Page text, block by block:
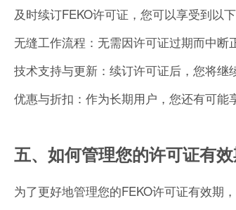
及时续订FEKO许可证，您可以享受到以下
无缝工作流程：无需因许可证过期而中断
技术支持与更新：续订许可证后，您将
优惠与折扣：作为长期用户，您还有可能
五、如何管理您的许可证有
为了更好地管理您的FEKO许可证有效期